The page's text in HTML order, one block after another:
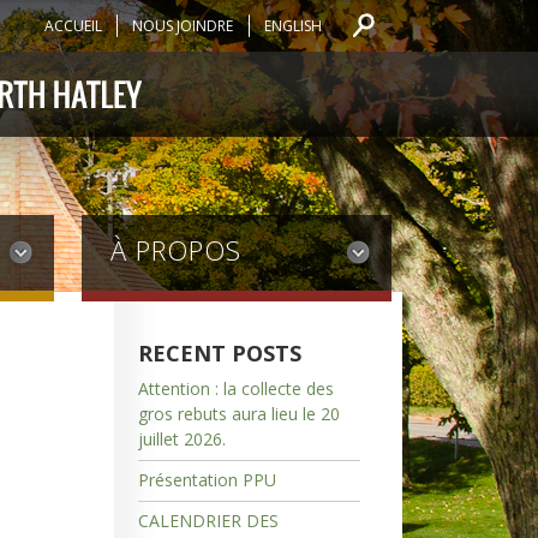
ACCUEIL NOUS JOINDRE ENGLISH
À PROPOS
RECENT POSTS
Attention : la collecte des
gros rebuts aura lieu le 20
juillet 2026.
Présentation PPU
CALENDRIER DES